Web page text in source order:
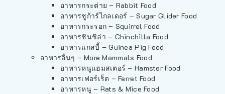
อาหารกระต่าย – Rabbit Food
อาหารชูก้าร์ไกลเดอร์ – Sugar Glider Food
อาหารกระรอก – Squirrel Food
อาหารชินชิล่า – Chinchilla Food
อาหารแกสบี้ – Guinea Pig Food
อาหารอื่นๆ – More Mammals Food
อาหารหนูแฮมสเตอร์ – Hamster Food
อาหารเฟอร์เร็ต – Ferret Food
อาหารหนู – Rats & Mice Food